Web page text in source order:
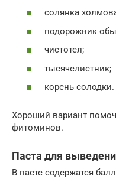
солянка
подорожник
чистотел;
тысячелистник;
корень солодки.
Хороший вариант
фитоминов.
Паста для
В пасте содержатся